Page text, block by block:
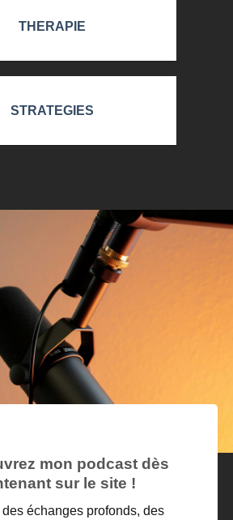
THERAPIE
STRATEGIES
mon podcast dès
sur le site !
échanges profonds, des